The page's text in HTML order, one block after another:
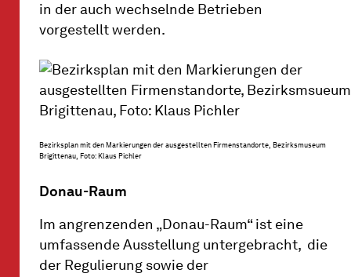
in der auch wechselnde Betrieben
vorgestellt werden.
Bezirksplan mit den Markierungen der ausgestellten Firmenstandorte, Bezirksmuseum
Brigittenau, Foto: Klaus Pichler
Donau-Raum
Im angrenzenden „Donau-Raum“ ist eine
umfassende Ausstellung untergebracht, die
der Regulierung sowie der